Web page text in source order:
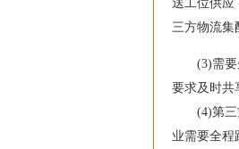
送工位供应
三方物流集
(3)需要先
要求及时共
(4)第三方
业需要全程